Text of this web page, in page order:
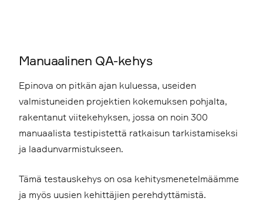
Manuaalinen QA-kehys
Epinova on pitkän ajan kuluessa, useiden
valmistuneiden projektien kokemuksen pohjalta,
rakentanut viitekehyksen, jossa on noin 300
manuaalista testipistettä ratkaisun tarkistamiseksi
ja laadunvarmistukseen.
Tämä testauskehys on osa kehitysmenetelmäämme
ja myös uusien kehittäjien perehdyttämistä.